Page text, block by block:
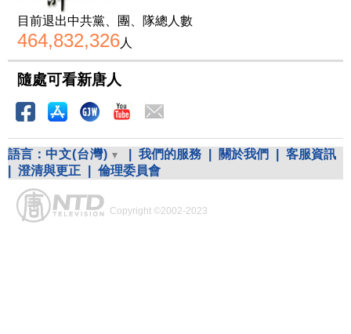
目前退出中共黨、團、隊總人數
464,832,326人
隨處可看新唐人
語言： 中文(台灣) 我們的服務 關於我們
客服資訊
澄清與更正 倫理委員會
Copyright ©2002-2023